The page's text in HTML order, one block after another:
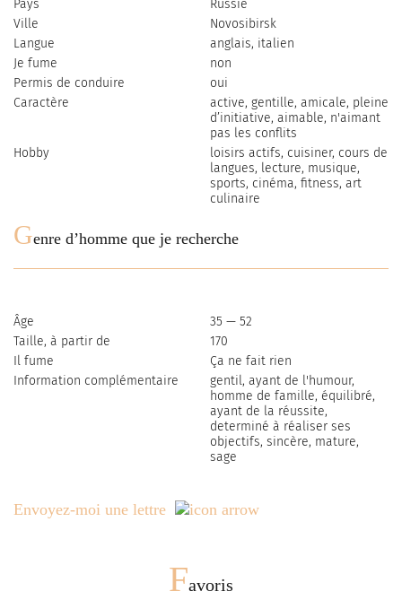
Pays
Russie
Ville
Novosibirsk
Langue
anglais, italien
Je fume
non
Permis de conduire
oui
Caractère
active, gentille, amicale, pleine
d’initiative, aimable, n'aimant
pas les conflits
Hobby
loisirs actifs, cuisiner, сours de
langues, lecture, musique,
sports, cinéma, fitness, art
culinaire
Genre d’homme que je recherche
Âge
35 — 52
Taille, à partir de
170
Il fume
Ça ne fait rien
Information complémentaire
gentil, ayant de l'humour,
homme de famille, équilibré,
ayant de la réussite,
determiné à réaliser ses
objectifs, sincère, mature,
sage
Envoyez-moi une lettre
Favoris